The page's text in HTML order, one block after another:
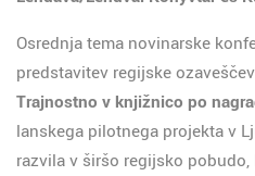
Osrednja tema novinarske
predstavitev regijske
Trajnostno v knjižnico po
lanskega pilotnega projekta v
razvila v širšo regijsko